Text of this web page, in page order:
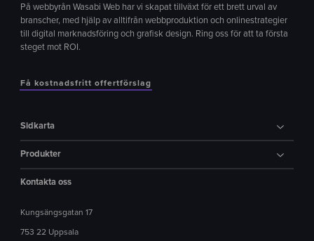
På webbyrån Wasabi Web har vi skapat tillväxt för ett brett urval av
branscher, med hjälp av alltifrån webbproduktion och onlinestrategier
till digital marknadsföring och grafisk design. Ring oss för att ta första
steget mot ROI.
Få kostnadsfritt offertförslag
Sidkarta
Produkter
Kontakta oss
Kungsängsgatan 17
753 22 Uppsala